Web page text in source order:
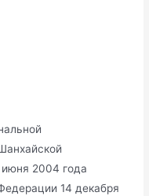
июня 2004 года
14 декабря